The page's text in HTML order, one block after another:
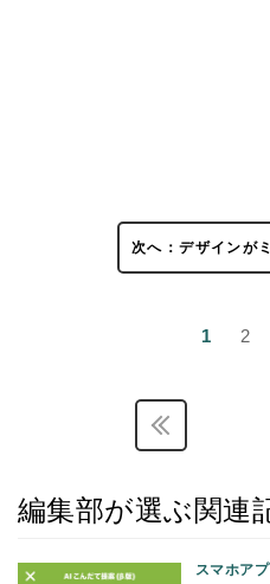
次へ：デザインが
1 2
編集部が選ぶ関連
スマホア